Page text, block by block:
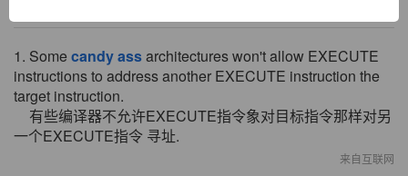
1. Some candyassarchitectures won't allow EXECUTE
instructions to address another EXECUTE instruction the
target instruction.
有些编译器不允许EXECUTE指令象对目标指令那样对另
一个EXECUTE指令 寻址.
来自互联网